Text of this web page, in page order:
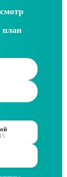
план